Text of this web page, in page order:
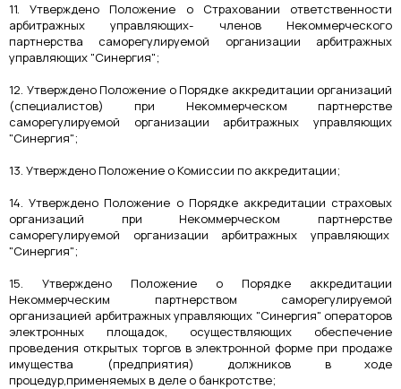
11. Утверждено Положение о Страховании ответственности
арбитражных управляющих- членов Некоммерческого
партнерства саморегулируемой организации арбитражных
управляющих "Синергия";
12. Утверждено Положение о Порядке аккредитации организаций
(специалистов) при Некоммерческом партнерстве
саморегулируемой организации арбитражных управляющих
"Синергия";
13. Утверждено Положение о Комиссии по аккредитации;
14. Утверждено Положение о Порядке аккредитации страховых
организаций при Некоммерческом партнерстве
саморегулируемой организации арбитражных управляющих
"Синергия";
15. Утверждено Положение о Порядке аккредитации
Некоммерческим партнерством саморегулируемой
организацией арбитражных управляющих "Синергия" операторов
электронных площадок, осуществляющих обеспечение
проведения открытых торгов в электронной форме при продаже
имущества (предприятия) должников в ходе
процедур,применяемых в деле о банкротстве;